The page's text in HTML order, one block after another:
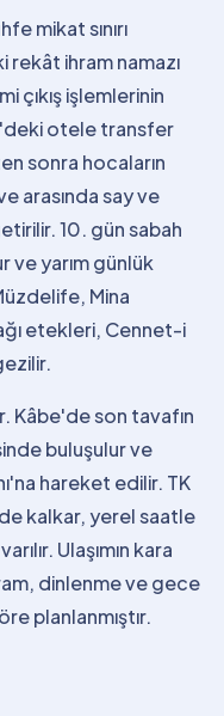
mikat sınırı
ihram namazı
çıkış işlemlerinin
otele transfer
sonra hocaların
arasında say ve
10. gün sabah
yarım günlük
Mina
etekleri, Cennet-i
Kâbe'de son tavafın
buluşulur ve
hareket edilir. TK
kalkar, yerel saatle
Ulaşımın kara
dinlenme ve gece
planlanmıştır.